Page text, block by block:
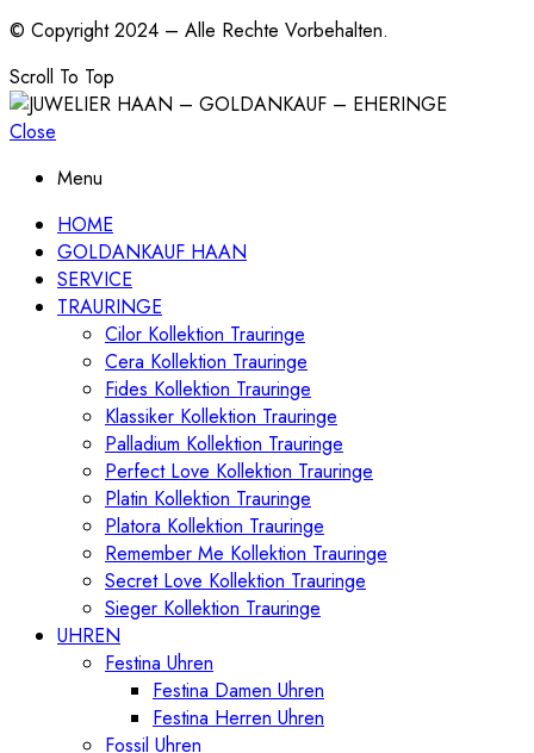
© Copyright 2024 – Alle Rechte Vorbehalten.
Scroll To Top
Close
Menu
HOME
GOLDANKAUF HAAN
SERVICE
TRAURINGE
Cilor Kollektion Trauringe
Cera Kollektion Trauringe
Fides Kollektion Trauringe
Klassiker Kollektion Trauringe
Palladium Kollektion Trauringe
Perfect Love Kollektion Trauringe
Platin Kollektion Trauringe
Platora Kollektion Trauringe
Remember Me Kollektion Trauringe
Secret Love Kollektion Trauringe
Sieger Kollektion Trauringe
UHREN
Festina Uhren
Festina Damen Uhren
Festina Herren Uhren
Fossil Uhren